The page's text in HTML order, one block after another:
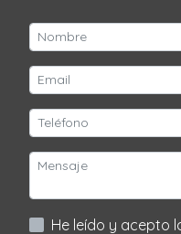
He leído y acepto la información básica sobre